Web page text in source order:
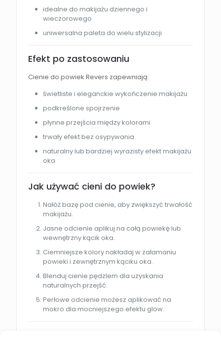
idealne do makijażu dziennego i
wieczorowego
uniwersalna paleta do wielu stylizacji
Efekt po zastosowaniu
Cienie do powiek Revers zapewniają:
świetliste i eleganckie wykończenie makijażu
podkreślone spojrzenie
płynne przejścia między kolorami
trwały efekt bez osypywania
naturalny lub bardziej wyrazisty efekt makijażu
oka
Jak używać cieni do powiek?
Nałóż bazę pod cienie, aby zwiększyć trwałość
makijażu.
Jasne odcienie aplikuj na całą powiekę lub
wewnętrzny kącik oka.
Ciemniejsze kolory nakładaj w załamaniu
powieki i zewnętrznym kąciku oka.
Blenduj cienie pędzlem dla uzyskania
naturalnych przejść.
Perłowe odcienie możesz aplikować na
mokro dla mocniejszego efektu glow.